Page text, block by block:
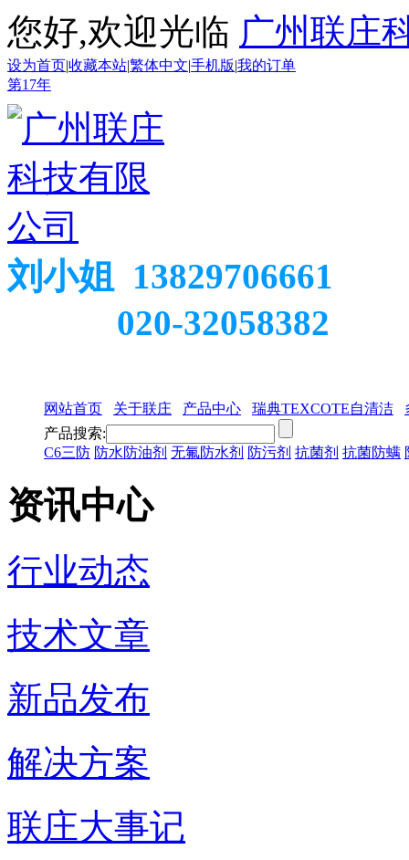
您好,欢迎光临 广州联庄
设为首页|收藏本站|繁体中文|手机版|我的订单
第17年
刘小姐 13829706661
020-32058382
网站首页 关于联庄 产品中心 瑞典TEXCOTE自清洁
产品搜索:
C6三防 防水防油剂 无氟防水剂 防污剂 抗菌剂 抗菌防螨
资讯中心
行业动态
技术文章
新品发布
解决方案
联庄大事记